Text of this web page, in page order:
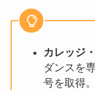
カレッジ
ダンスを
号を取得。